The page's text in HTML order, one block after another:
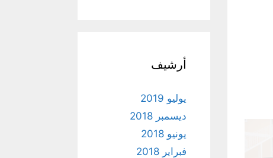
أرشيف
يوليو 2019
ديسمبر 2018
يونيو 2018
فبراير 2018